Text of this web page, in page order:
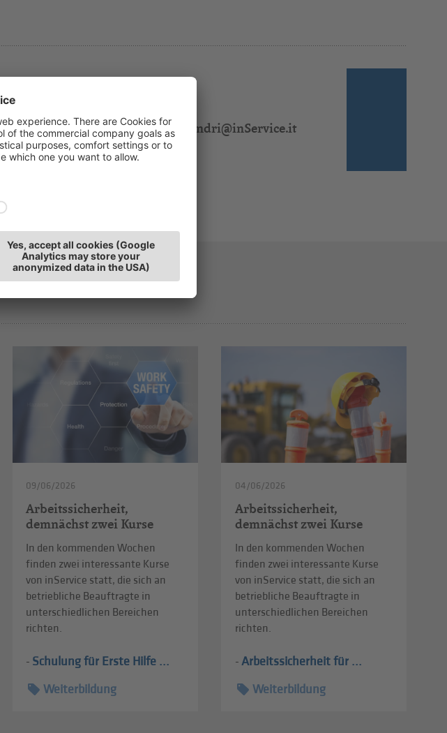
E-Mail:jasmin.sandri@inService.it
09/06/2026
Arbeitssicherheit,
demnächst zwei Kurse
In den kommenden Wochen
finden zwei interessante Kurse
von inService statt, die sich an
betriebliche Beauftragte in
unterschiedlichen Bereichen
richten.
- Schulung für Erste Hilfe ...
Weiterbildung
04/06/2026
Arbeitssicherheit,
demnächst zwei Kurse
In den kommenden Wochen
finden zwei interessante Kurse
von inService statt, die sich an
betriebliche Beauftragte in
unterschiedlichen Bereichen
richten.
- Arbeitssicherheit für ...
Weiterbildung